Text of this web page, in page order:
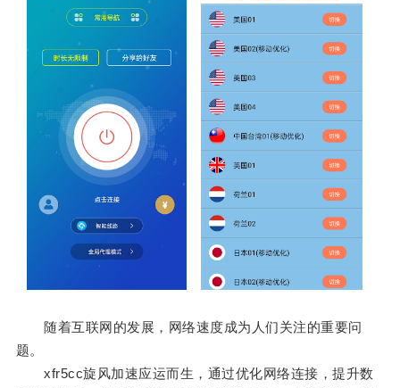
随着互联网的发展，网络速度成为人们关注的重要问
题。
xfr5cc旋风加速应运而生，通过优化网络连接，提升数